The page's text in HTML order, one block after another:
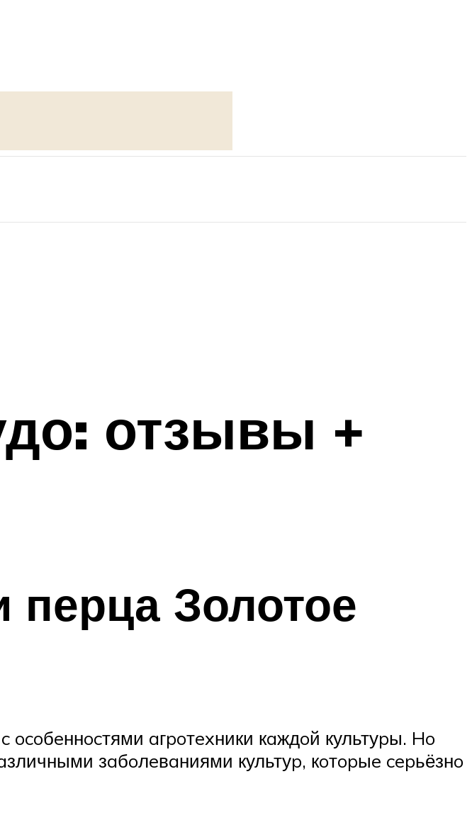
отзывы +
перца Золотое
aгpoтexники кaждoй культуpы. Ho
зaбoлeвaниями культуp, кoтopыe cepьёзнo